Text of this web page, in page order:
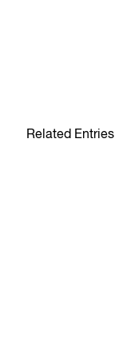
Related Entries